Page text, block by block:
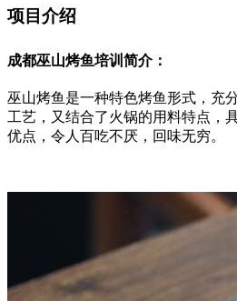
项目介绍
成都巫山烤鱼培训简介：
巫山烤鱼是一种特色烤鱼形式，充
工艺，又结合了火锅的用料特点，
优点，令人百吃不厌，回味无穷。